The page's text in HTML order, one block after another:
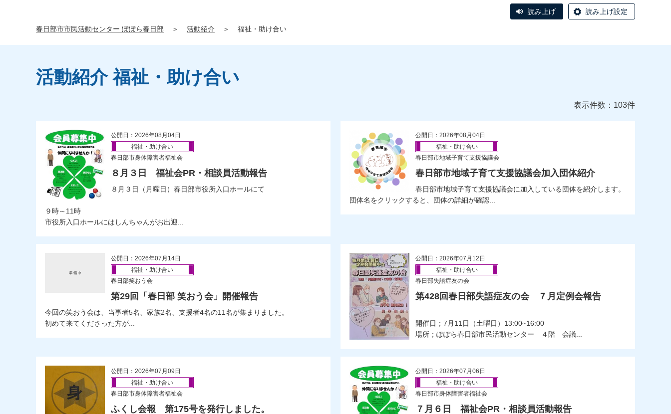
読み上げ 読み上げ設定
春日部市市民活動センター ぽぽら春日部 ＞ 活動紹介 ＞ 福祉・助け合い
活動紹介 福祉・助け合い
表示件数：103件
公開日：2026年08月04日
福祉・助け合い
春日部市身体障害者福祉会
８月３日 福祉会PR・相談員活動報告
８月３日（月曜日）春日部市役所入口ホールにて
９時～11時
市役所入口ホールにはしんちゃんがお出迎...
公開日：2026年08月04日
福祉・助け合い
春日部市地域子育て支援協議会
春日部市地域子育て支援協議会加入団体紹介
春日部市地域子育て支援協議会に加入している団体を紹介します。
団体名をクリックすると、団体の詳細が確認...
公開日：2026年07月14日
福祉・助け合い
春日部笑おう会
第29回「春日部 笑おう会」開催報告
今回の笑おう会は、当事者5名、家族2名、支援者4名の11名が集まりました。
初めて来てくださった方が...
公開日：2026年07月12日
福祉・助け合い
春日部失語症友の会
第428回春日部失語症友の会 ７月定例会報告
開催日；7月11日（土曜日）13:00~16:00
場所；ぽぽら春日部市民活動センター ４階 会議...
公開日：2026年07月09日
福祉・助け合い
春日部市身体障害者福祉会
ふくし会報 第175号を発行しました。
公開日：2026年07月06日
福祉・助け合い
春日部市身体障害者福祉会
７月６日 福祉会PR・相談員活動報告